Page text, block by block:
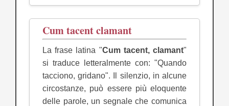
Cum tacent clamant
La frase latina "Cum tacent, clamant"
si traduce letteralmente con: "Quando
tacciono, gridano". Il silenzio, in alcune
circostanze, può essere più eloquente
delle parole, un segnale che comunica